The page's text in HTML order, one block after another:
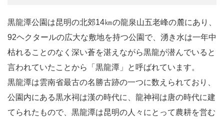
黒龍潭公園は昆明の北郊14㎞の龍泉山五老峰の麓にあり、
92ヘクタールの広大な敷地を持つ公園で、湧き水は一年中
枯れることのなく深い蒼を湛えながら黒龍が潜んでいると
言われていたことから「黒龍潭」と呼ばれています。
黒龍潭は雲南省最古の名勝古跡の一つに数えられており、
公園内にある黒水祠は漢の時代に、龍神祠は唐の時代に建
てられたもので、黒龍潭は昆明の人々にとって農耕を営む